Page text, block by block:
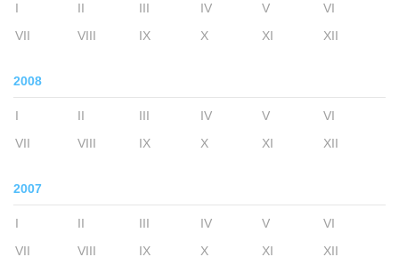
I II III IV V
VI
VII
VIII IX X XI XII
2008
I II III IV V
VI
VII
VIII IX X XI XII
2007
I II III IV V
VI
VII
VIII IX X XI XII